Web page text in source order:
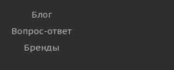
Блог
Вопрос-ответ
Бренды